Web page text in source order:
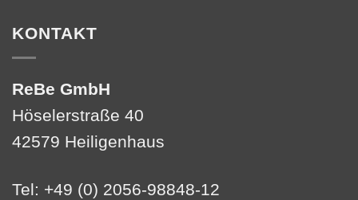
KONTAKT
ReBe GmbH
Höselerstraße 40
42579 Heiligenhaus
Tel: +49 (0) 2056-98848-12